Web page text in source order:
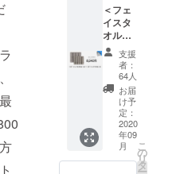
닉 코튼을 이
용하여 생활
용품 및 패션
제품을 제작 ·
판매하고 있
습니다.
オル
1set(5
枚) ＊海
外配送
料が含
まれて
いま
す。 ＊
9月から
の順次
配送予
定で
す。
＜フェ
イスタ
オル
1set - 4
枚+ハン
ドタオ
ル1set -
5枚＞
CAMPF
IRE限定
価格
30%割
引！ リ
支援
者：
64人
お届
け予
定：
2020
年09
月
こ
の
リ
タ